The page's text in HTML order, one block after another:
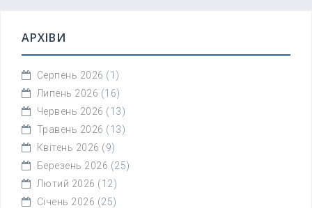
АРХІВИ
Серпень 2026 (1)
Липень 2026 (16)
Червень 2026 (13)
Травень 2026 (13)
Квітень 2026 (9)
Березень 2026 (25)
Лютий 2026 (12)
Січень 2026 (25)